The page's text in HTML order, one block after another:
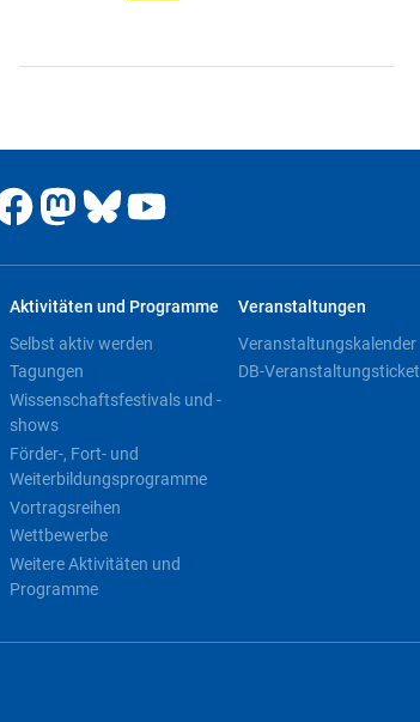
Aktivitäten und Programme
Selbst aktiv werden
Tagungen
Wissenschaftsfestivals und -
shows
Förder-, Fort- und
Weiterbildungsprogramme
Vortragsreihen
Wettbewerbe
Weitere Aktivitäten und
Programme
Veranstaltungen
Veranstaltungskalender
DB-Veranstaltungsticket